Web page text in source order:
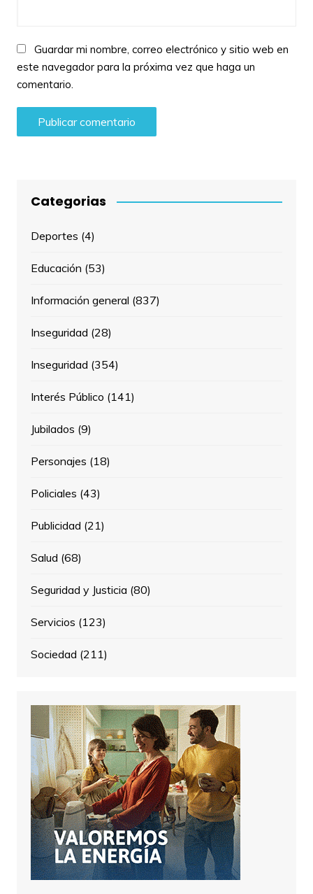
Guardar mi nombre, correo electrónico y sitio web en
este navegador para la próxima vez que haga un
comentario.
Categorias
Deportes (4)
Educación (53)
Información general (837)
Inseguridad (28)
Inseguridad (354)
Interés Público (141)
Jubilados (9)
Personajes (18)
Policiales (43)
Publicidad (21)
Salud (68)
Seguridad y Justicia (80)
Servicios (123)
Sociedad (211)